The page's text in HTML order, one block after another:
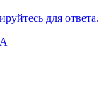
для ответа.